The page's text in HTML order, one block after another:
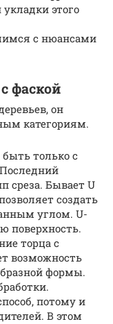
этого
с нюансами
фаской
он
категориям.
только с
среза. Бывает U
создать
углом. U-
поверхность.
торца с
возможность
формы.
потому и
В этом